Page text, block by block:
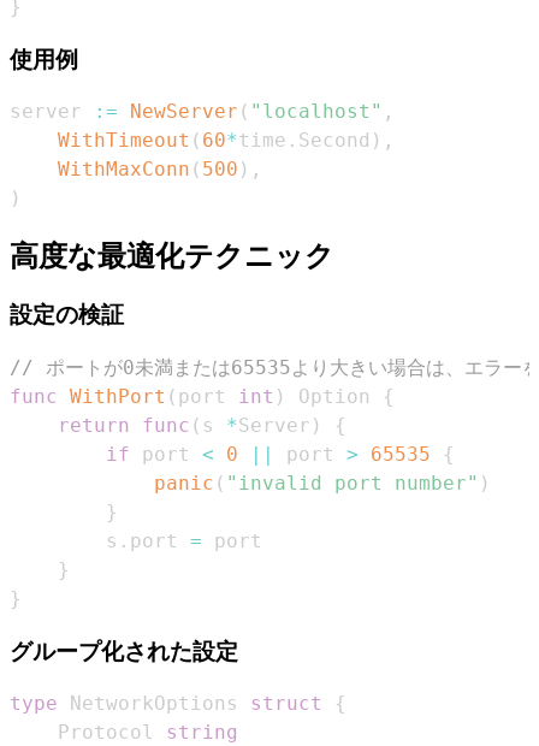
}
使用例
server := NewServer ( "localhost" ,
WithTimeout ( 60*time . Second ) ,
WithMaxConn ( 500 ) ,
)
高度な最適化テクニック
設定の検証
// ポートが0未満または65535より大きい場合は、エラー
func WithPort ( port int ) Option
{
return
func ( s *Server )
{
if port < 0 || port > 65535
{
panic ( "invalid port number" )
}
        s
. port =
}
}
グループ化された設定
type NetworkOptions struct
{
    Protocol
string